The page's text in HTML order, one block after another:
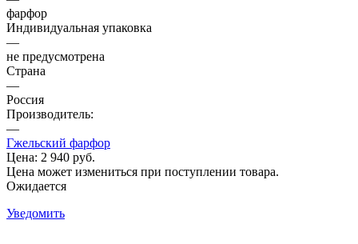
фарфор
Индивидуальная упаковка
—
не предусмотрена
Страна
—
Россия
Производитель:
—
Гжельский фарфор
Цена: 2 940 руб.
Цена может измениться при поступлении товара.
Ожидается
Уведомить